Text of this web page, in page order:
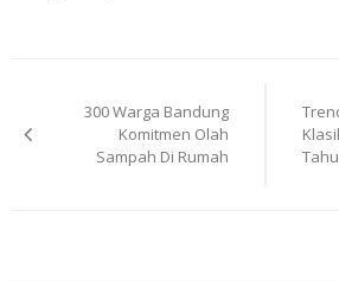
navigation
300 Warga Bandung
Komitmen Olah
Sampah Di Rumah